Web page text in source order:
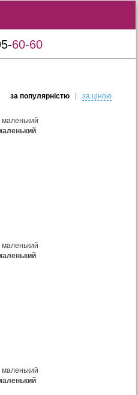
60-60
за популярнiстю| за цiною